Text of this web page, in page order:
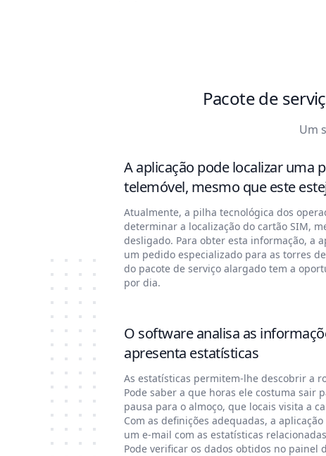
Pacote de
Um
A aplicação pode localizar uma
telemóvel, mesmo que este
Atualmente, a pilha tecnológica dos
determinar a localização do cartão SIM,
desligado. Para obter esta informação, a
um pedido especializado para as torres
do pacote de serviço alargado tem a
por dia.
O software analisa as
apresenta estatísticas
As estatísticas permitem-lhe descobrir a
Pode saber a que horas ele costuma sair
pausa para o almoço, que locais visita a
Com as definições adequadas, a
um e-mail com as estatísticas
Pode verificar os dados obtidos no painel